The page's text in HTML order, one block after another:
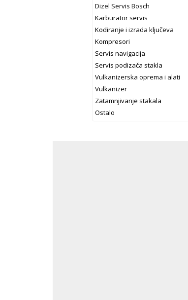
Dizel Servis Bosch
Karburator servis
Kodiranje i izrada ključeva
Kompresori
Servis navigacija
Servis podizača stakla
Vulkanizerska oprema i alati
Vulkanizer
Zatamnjivanje stakala
Ostalo